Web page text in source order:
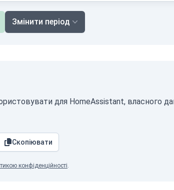
Змінити період
для HomeAssistant, власного
Скопіювати
конфіденційності.